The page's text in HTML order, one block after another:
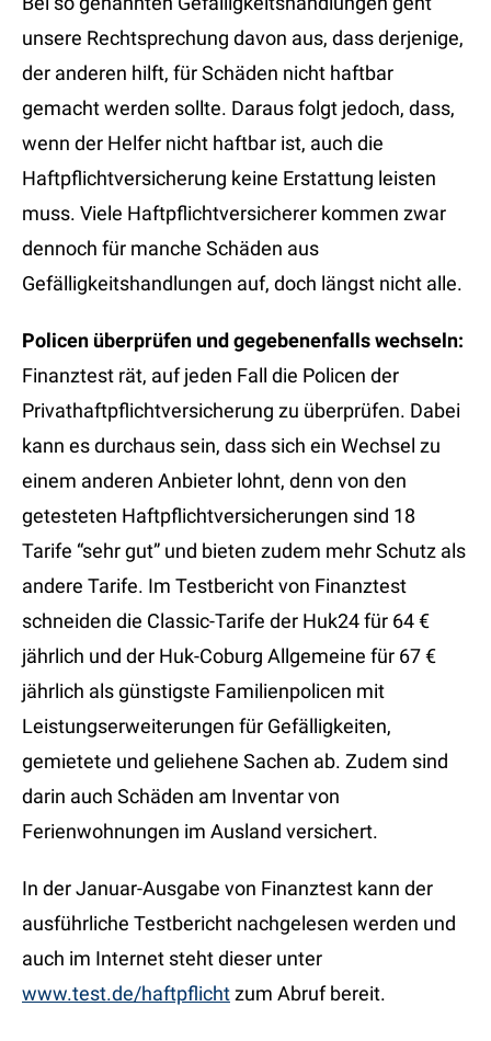
unsere Rechtsprechung davon aus, dass derjenige,
der anderen hilft, für Schäden nicht haftbar
gemacht werden sollte. Daraus folgt jedoch, dass,
wenn der Helfer nicht haftbar ist, auch die
Haftpflichtversicherung keine Erstattung leisten
muss. Viele Haftpflichtversicherer kommen zwar
dennoch für manche Schäden aus
Gefälligkeitshandlungen auf, doch längst nicht alle.
Policen überprüfen und gegebenenfalls wechseln:
Finanztest rät, auf jeden Fall die Policen der
Privathaftpflichtversicherung zu überprüfen. Dabei
kann es durchaus sein, dass sich ein Wechsel zu
einem anderen Anbieter lohnt, denn von den
getesteten Haftpflichtversicherungen sind 18
Tarife “sehr gut” und bieten zudem mehr Schutz als
andere Tarife. Im Testbericht von Finanztest
schneiden die Classic-Tarife der Huk24 für 64 €
jährlich und der Huk-Coburg Allgemeine für 67 €
jährlich als günstigste Familienpolicen mit
Leistungserweiterungen für Gefälligkeiten,
gemietete und geliehene Sachen ab. Zudem sind
darin auch Schäden am Inventar von
Ferienwohnungen im Ausland versichert.
In der Januar-Ausgabe von Finanztest kann der
ausführliche Testbericht nachgelesen werden und
auch im Internet steht dieser unter
www.test.de/haftpflichtzum Abruf bereit.